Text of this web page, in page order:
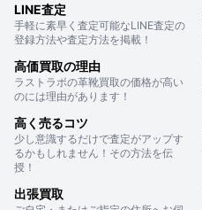
LINE査定
手軽に素早く査定可能なLINE査定の
登録方法や査定方法を掲載！
高価買取の理由
ラストラボの革靴買取の価格が高い
のには理由があります！
高く売るコツ
少し意識するだけで査定がアップす
るかもしれません！その方法を伝
授！
出張買取